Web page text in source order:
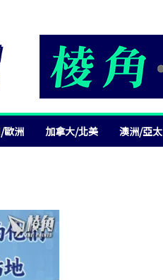
歐洲 加拿大/北美 澳洲/亞太